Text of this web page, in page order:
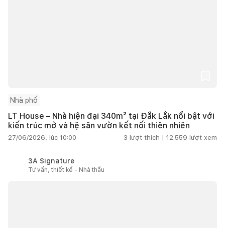
Nhà phố
LT House – Nhà hiện đại 340m² tại Đắk Lắk nổi bật với
kiến trúc mở và hệ sân vườn kết nối thiên nhiên
27/06/2026, lúc 10:00 3 lượt thích | 12.559 lượt xem
3A Signature
Tư vấn, thiết kế - Nhà thầu